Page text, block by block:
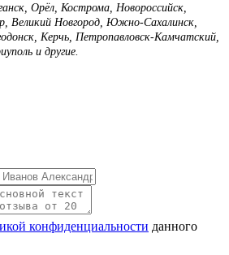
Орёл, Кострома, Новороссийск,
Великий Новгород, Южно-Сахалинск,
Керчь, Петропавловск-Камчатский,
и другие.
конфиденциальности данного